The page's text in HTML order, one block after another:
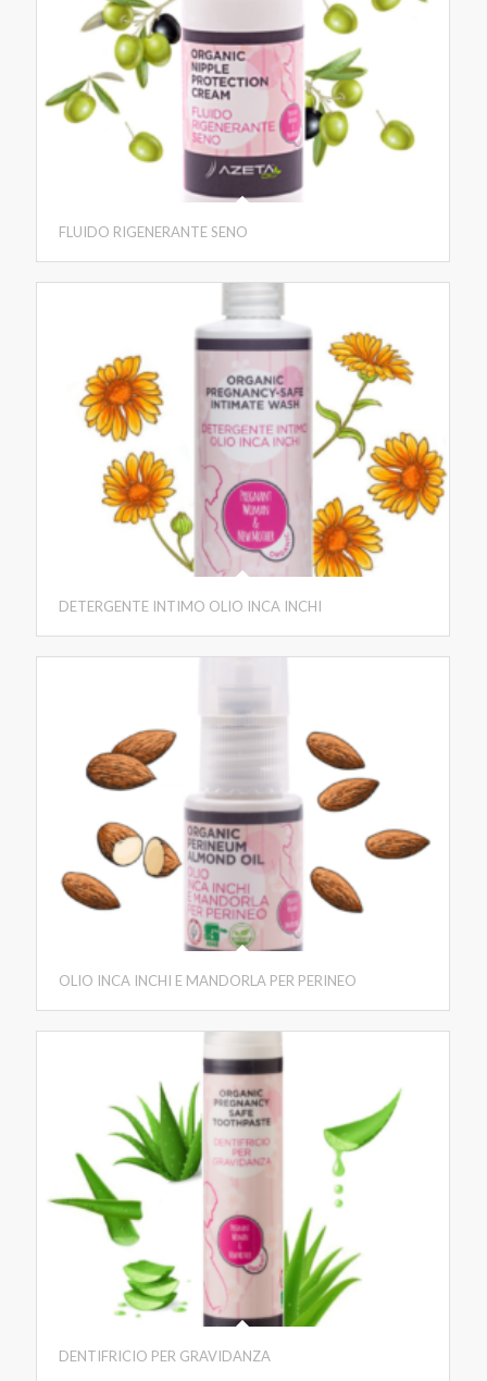
FLUIDO RIGENERANTE SENO
DETERGENTE INTIMO OLIO INCA INCHI
OLIO INCA INCHI E MANDORLA PER PERINEO
DENTIFRICIO PER GRAVIDANZA